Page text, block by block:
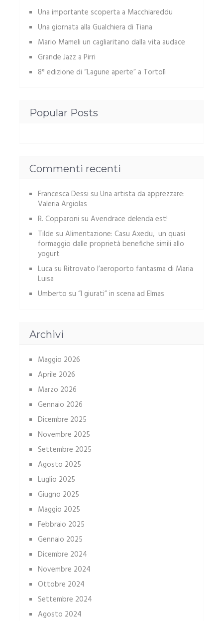
Una importante scoperta a Macchiareddu
Una giornata alla Gualchiera di Tiana
Mario Mameli un cagliaritano dalla vita audace
Grande Jazz a Pirri
8° edizione di “Lagune aperte” a Tortolì
Popular Posts
Commenti recenti
Francesca Dessi su Una artista da apprezzare:
Valeria Argiolas
R. Copparoni su Avendrace delenda est!
Tilde su Alimentazione: Casu Axedu, un quasi
formaggio dalle proprietà benefiche simili allo
yogurt
Luca su Ritrovato l’aeroporto fantasma di Maria
Luisa
Umberto su “I giurati” in scena ad Elmas
Archivi
Maggio 2026
Aprile 2026
Marzo 2026
Gennaio 2026
Dicembre 2025
Novembre 2025
Settembre 2025
Agosto 2025
Luglio 2025
Giugno 2025
Maggio 2025
Febbraio 2025
Gennaio 2025
Dicembre 2024
Novembre 2024
Ottobre 2024
Settembre 2024
Agosto 2024